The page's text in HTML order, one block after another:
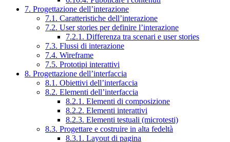
7. Progettazione dell’interazione
7.1. Caratteristiche dell’interazione
7.2. User stories per definire l’interazione
7.2.1. Differenza tra scenari e user stories
7.3. Flussi di interazione
7.4. Wireframe
7.5. Prototipi interattivi
8. Progettazione dell’interfaccia
8.1. Obiettivi dell’interfaccia
8.2. Elementi dell’interfaccia
8.2.1. Elementi di composizione
8.2.2. Elementi interattivi
8.2.3. Elementi testuali (microtesti)
8.3. Progettare e costruire in alta fedeltà
8.3.1. Layout di pagina